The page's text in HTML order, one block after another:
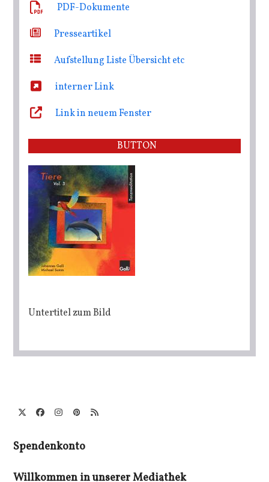
PDF-Dokumente
Presseartikel
Aufstellung Liste Übersicht etc
interner Link
Link in neuem Fenster
BUTTON
Untertitel zum Bild
TwitterFacebookInstagram
Pinterest
RSS
Spendenkonto
Willkommen in unserer Mediathek